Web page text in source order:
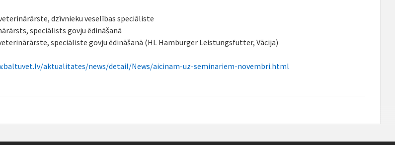
dzīvnieku veselības speciāliste
speciālists govju ēdināšanā
speciāliste govju ēdināšanā (HL Hamburger Leistungsfutter, Vācija)
aktualitates/news/detail/News/aicinam-uz-seminariem-novembri.html